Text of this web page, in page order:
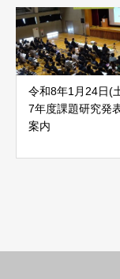
令和8年1月24日
7年度課題研究発
案内